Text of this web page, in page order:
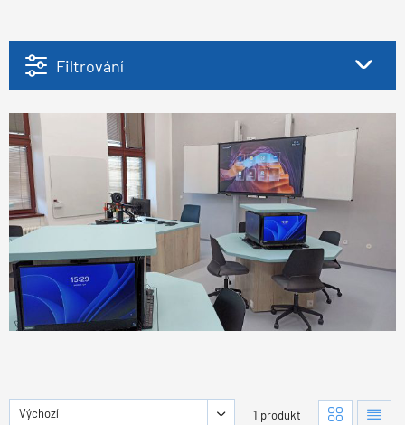
Filtrování
Výchozí 1 produkt